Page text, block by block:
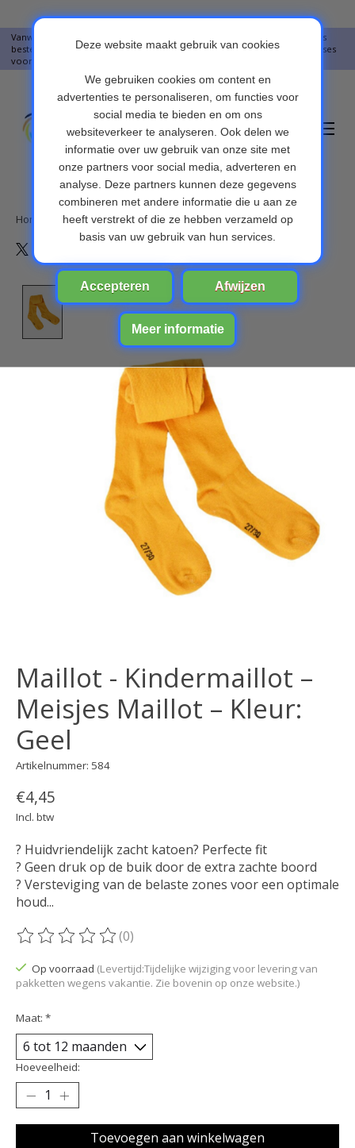
Vanwege vakantie worden er op moment geen pakketjes verstuurd. Alles
bestellingen vanaf 09-07-2026 word op 10-08-2026 verzonden. Onze excuses
voor het ongemak. Bedankt voor u begrip.
Verlanglijst
Home Maillot - Kindermaillot – Meisjes Maillot – Kleur: Geel
Product image slideshow Items
Maillot - Kindermaillot –
Meisjes Maillot – Kleur:
Geel
Artikelnummer: 584
€4,45
Incl. btw
? Huidvriendelijk zacht katoen? Perfecte fit
? Geen druk op de buik door de extra zachte boord
? Versteviging van de belaste zones voor een optimale
houd...
De beoordeling van dit product is
(0)
Op voorraad (Levertijd:Tijdelijke wijziging voor levering van
pakketten wegens vakantie. Zie bovenin op onze website.)
Maat: *
Hoeveelheid:
Toevoegen aan winkelwagen